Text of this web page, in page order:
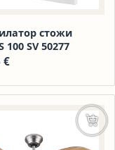
стожи
100 SV 50277
€